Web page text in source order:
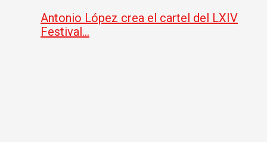
Antonio López crea el cartel del LXIV
Festival…